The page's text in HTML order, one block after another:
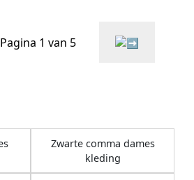
Pagina 1 van 5
Zwarte comma dames
kleding